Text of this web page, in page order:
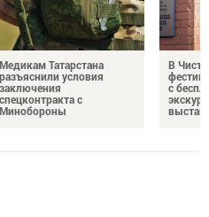
Медикам Татарстана
разъяснили условия
заключения
спецконтракта с
Минобороны
В
с